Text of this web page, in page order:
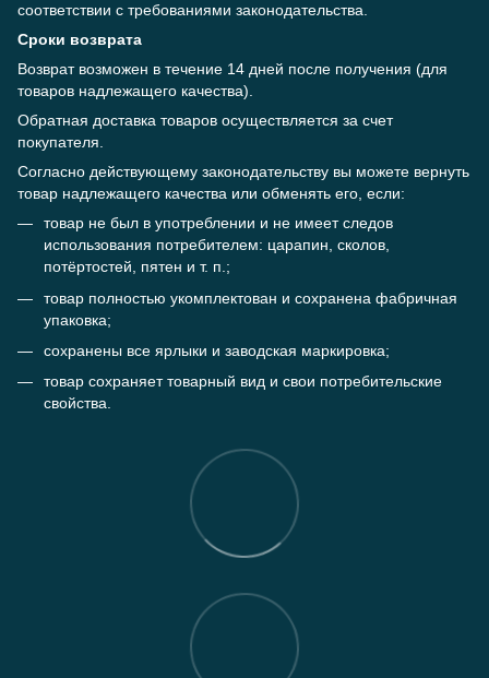
соответствии с требованиями законодательства.
Сроки возврата
Возврат возможен в течение 14 дней после получения (для
товаров надлежащего качества).
Обратная доставка товаров осуществляется за счет
покупателя.
Согласно действующему законодательству вы можете вернуть
товар надлежащего качества или обменять его, если:
товар не был в употреблении и не имеет следов
использования потребителем: царапин, сколов,
потёртостей, пятен и т. п.;
товар полностью укомплектован и сохранена фабричная
упаковка;
сохранены все ярлыки и заводская маркировка;
товар сохраняет товарный вид и свои потребительские
свойства.